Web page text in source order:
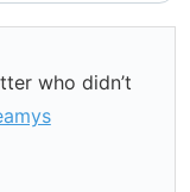
who didn’t